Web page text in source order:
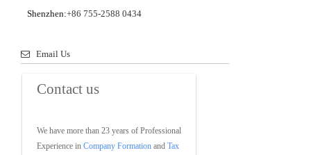
Shenzhen:+86 755-2588 0434
Email Us
Contact us
We have more than 23 years of Professional
Experience in Company Formation and Tax